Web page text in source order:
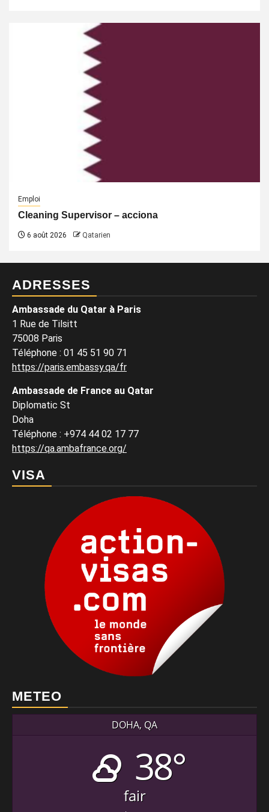
Emploi
Cleaning Supervisor – acciona
6 août 2026 Qatarien
ADRESSES
Ambassade du Qatar à Paris
1 Rue de Tilsitt
75008 Paris
Téléphone : 01 45 51 90 71
https://paris.embassy.qa/fr
Ambassade de France au Qatar
Diplomatic St
Doha
Téléphone : +974 44 02 17 77
https://qa.ambafrance.org/
VISA
METEO
DOHA, QA
38°
fair